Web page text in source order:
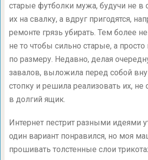
старые футболки мужа, будучи не в
их на свалку, а вдруг пригодятся,
ремонте грязь убирать. Тем более
не то чтобы сильно старые, а
по размеру. Недавно, делая
завалов, выложила перед собой
стопку и решила реализовать их,
в долгий ящик.
Интернет пестрит разными идеями
один вариант понравился, но моя
прошивать толстенные слои